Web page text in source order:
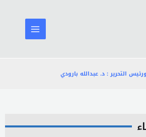
التحرير : د. عبدالله بارودي